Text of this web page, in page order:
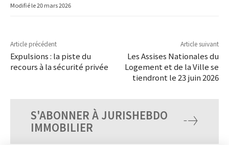
Modifié le20 mars 2026
Article précédent
Expulsions : la piste du
recours à la sécurité privée
Article suivant
Les Assises Nationales du
Logement et de la Ville se
tiendront le 23 juin 2026
S'ABONNER À JURISHEBDO
IMMOBILIER